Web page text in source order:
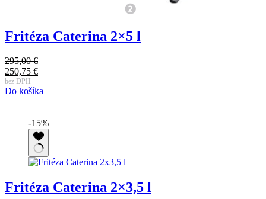
Fritéza Caterina 2×5 l
295,00€
Pôvodná
cena
bola:
250,75 €
Aktuálna
cena
bez DPH
Do košíka
-15%
Fritéza Caterina 2×3,5 l